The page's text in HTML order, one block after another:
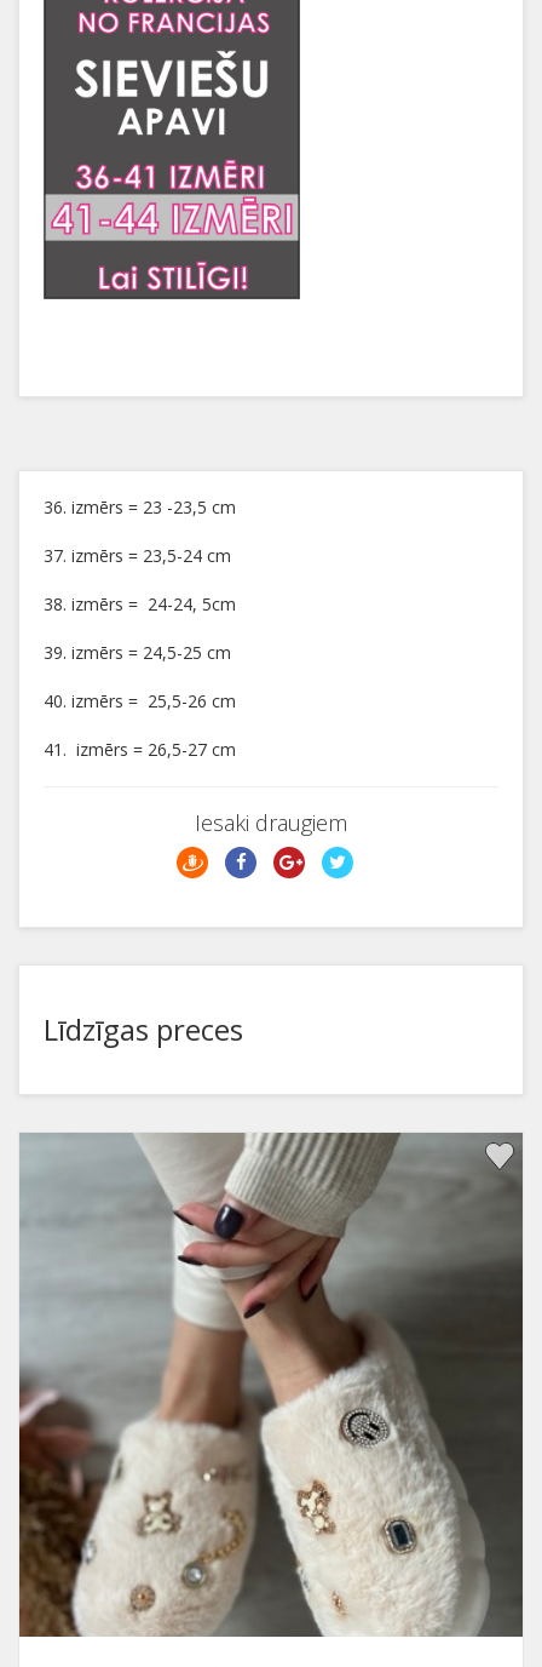
36. izmērs = 23 -23,5 cm
37. izmērs = 23,5-24 cm
38. izmērs = 24-24, 5cm
39. izmērs = 24,5-25 cm
40. izmērs = 25,5-26 cm
41. izmērs = 26,5-27 cm
Iesaki draugiem
Līdzīgas preces